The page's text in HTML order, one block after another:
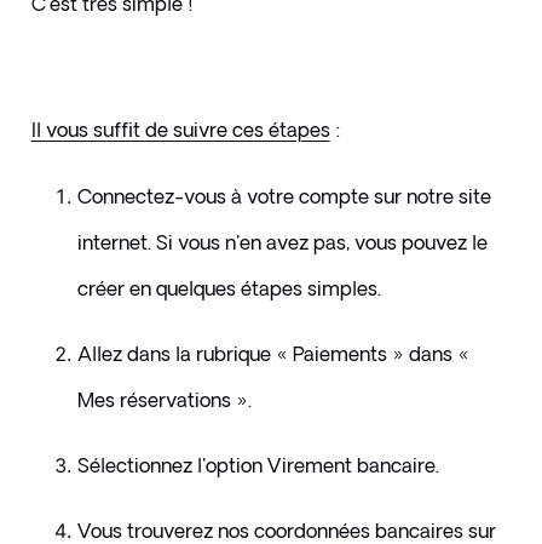
Il vous suffit de suivre ces étapes :
Connectez-vous à votre compte sur notre site
internet. Si vous n'en avez pas, vous pouvez le
créer en quelques étapes simples.
Allez dans la rubrique « Paiements » dans «
Mes réservations ».
Sélectionnez l'option Virement bancaire.
Vous trouverez nos coordonnées bancaires sur